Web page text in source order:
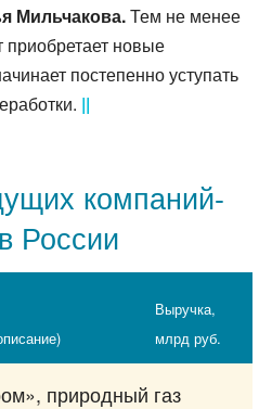
Мильчакова.Тем не менее
приобретает новые
постепенно уступать
||
компаний-
России
Выручка,
млрд руб.
природный газ